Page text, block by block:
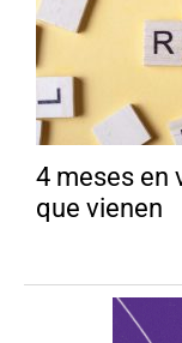
4 meses en
que vienen